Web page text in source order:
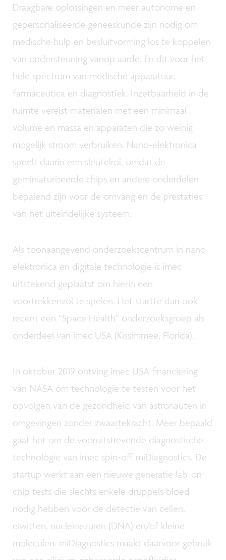
Draagbare oplossingen en meer autonome en
gepersonaliseerde geneeskunde zijn nodig om
medische hulp en besluitvorming los te koppelen
van ondersteuning vanop aarde. En dit voor het
hele spectrum van medische apparatuur,
farmaceutica en diagnostiek. Inzetbaarheid in de
ruimte vereist materialen met een minimaal
volume en massa en apparaten die zo weinig
mogelijk stroom verbruiken. Nano-elektronica
speelt daarin een sleutelrol, omdat de
geminiaturiseerde chips en andere onderdelen
bepalend zijn voor de omvang en de prestaties
van het uiteindelijke systeem.
Als toonaangevend onderzoekscentrum in nano-
elektronica en digitale technologie is imec
uitstekend geplaatst om hierin een
voortrekkersrol te spelen. Het startte dan ook
recent een “Space Health” onderzoeksgroep als
onderdeel van imec USA (Kissimmee, Florida).
In oktober 2019 ontving imec USA financiering
van NASA om technologie te testen voor het
opvolgen van de gezondheid van astronauten in
omgevingen zonder zwaartekracht. Meer bepaald
gaat het om de vooruitstrevende diagnostische
technologie van imec spin-off miDiagnostics. De
startup werkt aan een nieuwe generatie lab-on-
chip tests die slechts enkele druppels bloed
nodig hebben voor de detectie van cellen,
eiwitten, nucleïnezuren (DNA) en/of kleine
moleculen. miDiagnostics maakt daarvoor gebruik